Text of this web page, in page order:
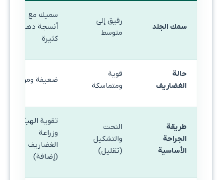
سمك الجلد
رقيق إلى
متوسط
سميك مع
أنسجة دهنية
كثيرة
حالة
الغضاريف
قوية
ومتماسكة
ضعيفة ومرنة
طريقة
الجراحة
الأساسية
النحت
والتشكيل
(تقليل)
تقوية الهيكل
وزراعة
الغضاريف
(إضافة)